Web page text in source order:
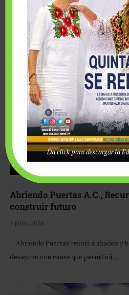
Fairmont Mayakoba y Make-A-Wish
esfuerzos para hacer realidad el
Abriendo Puertas A.C.,
construir futuro
1 julio, 2026
Abriendo Puertas reunió a aliados y
desayuno con causa que permitirá …
Da click para descargar la